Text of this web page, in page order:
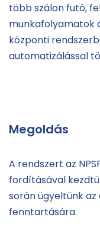
több szálon futó,
munkafolyamatok
központi
automatizálással
Megoldás
A rendszert az
fordításával
során ügyeltünk
fenntartására.